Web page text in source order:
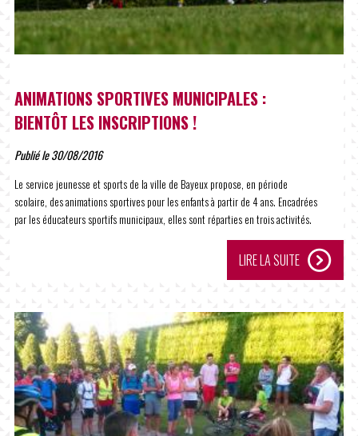
ANIMATIONS SPORTIVES MUNICIPALES :
BIENTÔT LES INSCRIPTIONS !
Publié le 30/08/2016
Le service jeunesse et sports de la ville de Bayeux propose, en période
scolaire, des animations sportives pour les enfants à partir de 4 ans. Encadrées
par les éducateurs sportifs municipaux, elles sont réparties en trois activités.
LIRE LA SUITE